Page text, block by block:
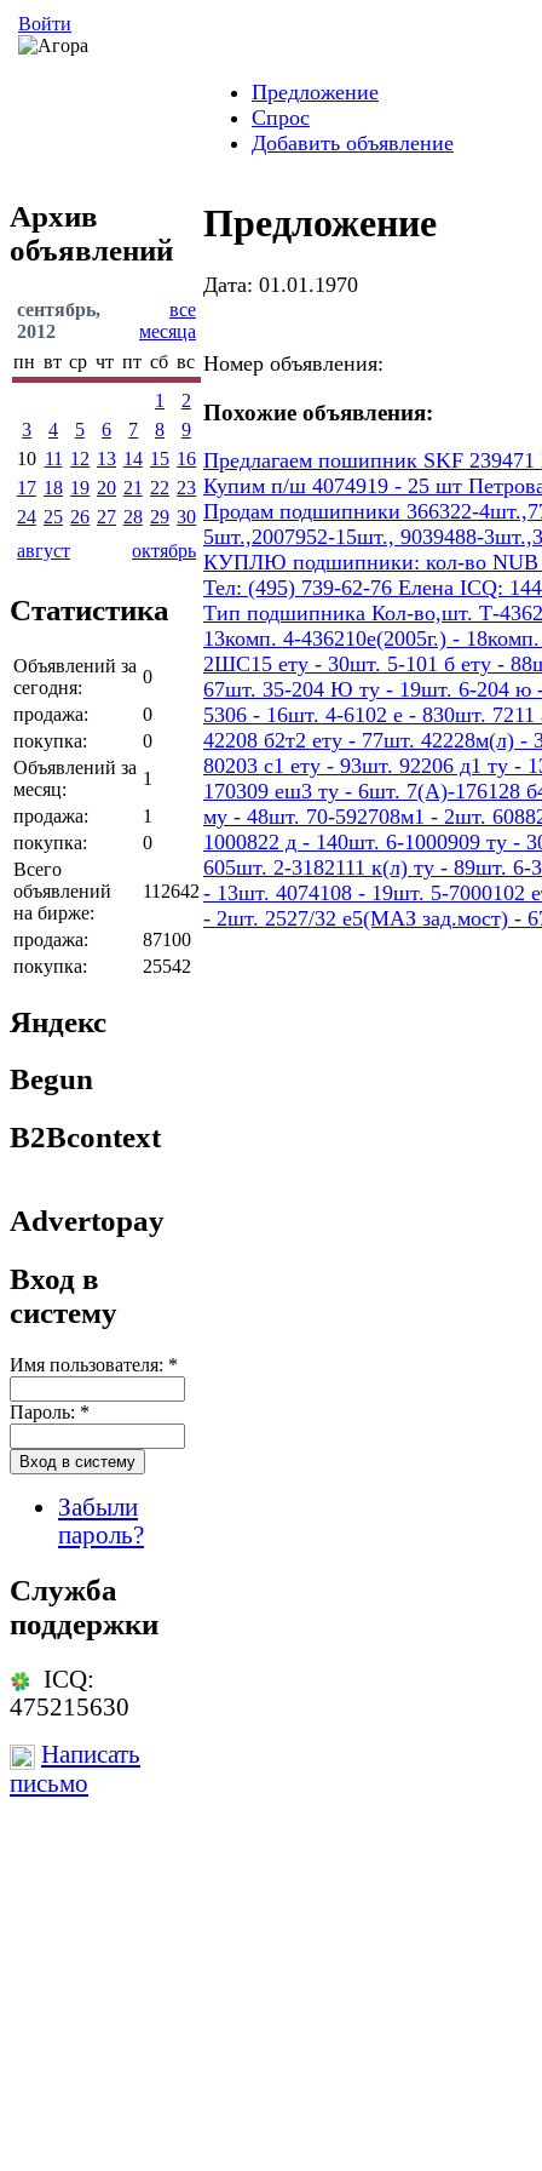
Войти
Предложение
Спрос
Добавить объявление
Архив
объявлений
сентябрь,
2012
все
месяца
пн вт ср чт пт сб вс
1
2
3
4 5 6 7 8
9
10 11 12 13 14 15 16
17 18 19 20 21 22 23
24 25 26 27 28 29 30
август
октябрь
Статистика
Объявлений за
сегодня:
0
продажа:
0
покупка:
0
Объявлений за
месяц:
1
продажа:
1
покупка:
0
Всего
объявлений
на бирже:
112642
продажа:
87100
покупка:
25542
Яндекс
Begun
B2Bcontext
Advertopay
Вход в
систему
Имя пользователя: *
Пароль: *
Забыли
пароль?
Служба
поддержки
ICQ:
475215630
Написать
письмо
Предложение
Дата: 01.01.1970
Номер объявления:
Похожие объявления:
Предлагаем пошипник SKF 239471
Купим п/ш 4074919 - 25 шт
Продам подшипники 366322-
5шт.,2007952-15шт., 9039488-
КУПЛЮ подшипники: кол-во NUB
Тел: (495) 739-62-76 Елена ICQ:
Тип подшипника Кол-во,шт. Т-
13комп. 4-436210е(2005г.) -
2ШС15 ету - 30шт. 5-101 б ету -
67шт. 35-204 Ю ту - 19шт. 6-204 ю
5306 - 16шт. 4-6102 е - 830шт.
42208 б2т2 ету - 77шт. 42228м(л)
80203 с1 ету - 93шт. 92206 д1 ту
170309 еш3 ту - 6шт. 7(А)-176128
му - 48шт. 70-592708м1 - 2шт.
1000822 д - 140шт. 6-1000909 ту -
605шт. 2-3182111 к(л) ту - 89шт.
- 13шт. 4074108 - 19шт. 5-7000102
- 2шт. 2527/32 е5(МАЗ зад.мост) -